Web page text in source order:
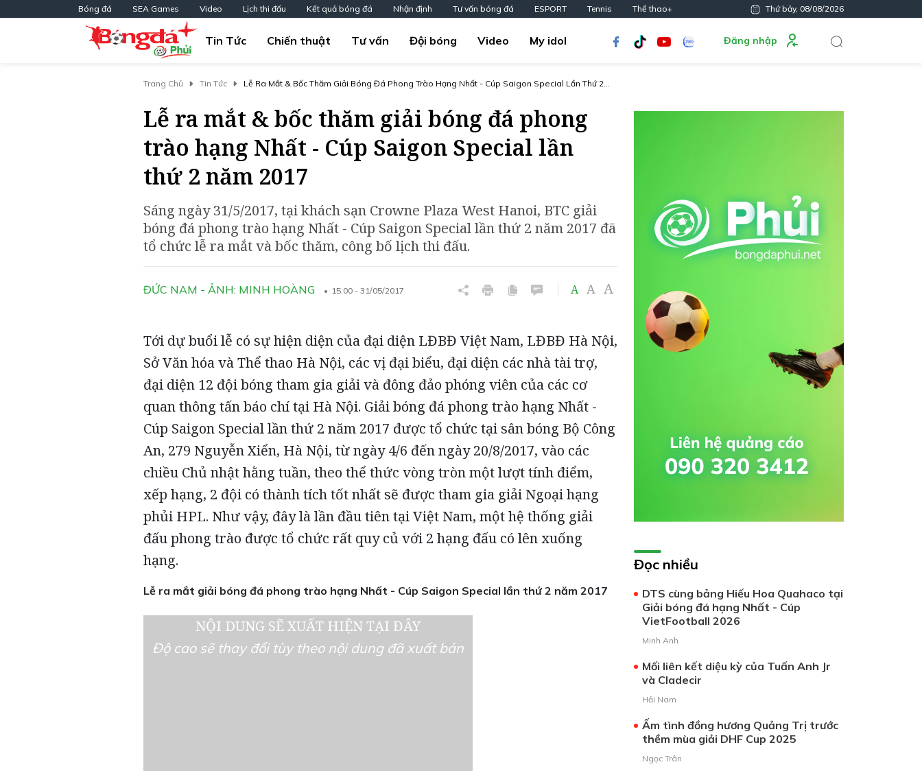
Bóng đá SEA Games Video Lịch thi đấu Kết quả bóng đá Nhận định Tư vấn bóng đá ESPORT Tennis Thể thao+ Thứ bảy, 08/08/2026
Tin Tức Chiến thuật Tư vấn Đội bóng Video My idol Đăng nhập
Trang Chủ Tin Tức
Lễ Ra Mắt & Bốc Thăm Giải Bóng Đá Phong Trào Hạng Nhất - Cúp Saigon Special Lần Thứ 2
Lễ ra mắt & bốc thăm giải bóng đá phong
trào hạng Nhất - Cúp Saigon Special lần
thứ 2 năm 2017
Sáng ngày 31/5/2017, tại khách sạn Crowne Plaza West Hanoi, BTC giải
bóng đá phong trào hạng Nhất - Cúp Saigon Special lần thứ 2 năm 2017 đã
tổ chức lễ ra mắt và bốc thăm, công bố lịch thi đấu.
ĐỨC NAM - ẢNH: MINH HOÀNG 15:00 - 31/05/2017 A A A
Tới dự buổi lễ có sự hiện diện của đại diện LĐBĐ Việt Nam, LĐBĐ Hà Nội,
Sở Văn hóa và Thể thao Hà Nội, các vị đại biểu, đại diện các nhà tài trợ,
đại diện 12 đội bóng tham gia giải và đông đảo phóng viên của các cơ
quan thông tấn báo chí tại Hà Nội. Giải bóng đá phong trào hạng Nhất -
Cúp Saigon Special lần thứ 2 năm 2017 được tổ chức tại sân bóng Bộ Công
An, 279 Nguyễn Xiển, Hà Nội, từ ngày 4/6 đến ngày 20/8/2017, vào các
chiều Chủ nhật hằng tuần, theo thể thức vòng tròn một lượt tính điểm,
xếp hạng, 2 đội có thành tích tốt nhất sẽ được tham gia giải Ngoại hạng
phủi HPL. Như vậy, đây là lần đầu tiên tại Việt Nam, một hệ thống giải
đấu phong trào được tổ chức rất quy củ với 2 hạng đấu có lên xuống
hạng.
Lễ ra mắt giải bóng đá phong trào hạng Nhất - Cúp Saigon Special lần thứ 2 năm 2017
NỘI DUNG SẼ XUẤT HIỆN TẠI ĐÂY
Độ cao sẽ thay đổi tùy theo nội dung đã xuất bản
Đọc nhiều
DTS cùng bảng Hiếu Hoa Quahaco tại
Giải bóng đá hạng Nhất - Cúp
VietFootball 2026
Minh Anh
Mối liên kết diệu kỳ của Tuấn Anh Jr
và Cladecir
Hải Nam
Ấm tình đồng hương Quảng Trị trước
thềm mùa giải DHF Cup 2025
Ngọc Trân